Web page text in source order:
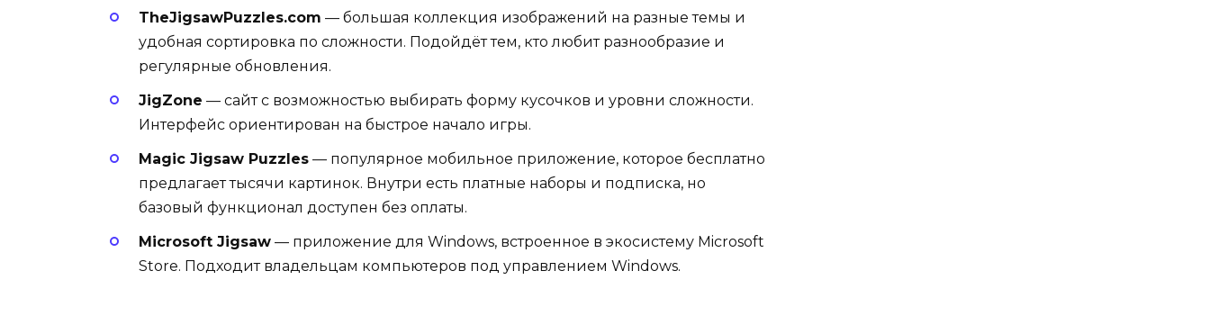
TheJigsawPuzzles.com — большая коллекция изображений на разные темы и
удобная сортировка по сложности. Подойдёт тем, кто любит разнообразие и
регулярные обновления.
JigZone — сайт с возможностью выбирать форму кусочков и уровни сложности.
Интерфейс ориентирован на быстрое начало игры.
Magic Jigsaw Puzzles — популярное мобильное приложение, которое бесплатно
предлагает тысячи картинок. Внутри есть платные наборы и подписка, но
базовый функционал доступен без оплаты.
Microsoft Jigsaw — приложение для Windows, встроенное в экосистему Microsoft
Store. Подходит владельцам компьютеров под управлением Windows.